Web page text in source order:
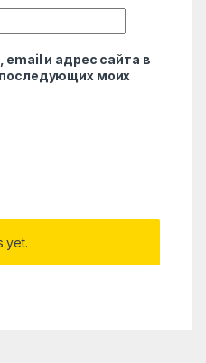
и адрес сайта в
моих
yet.